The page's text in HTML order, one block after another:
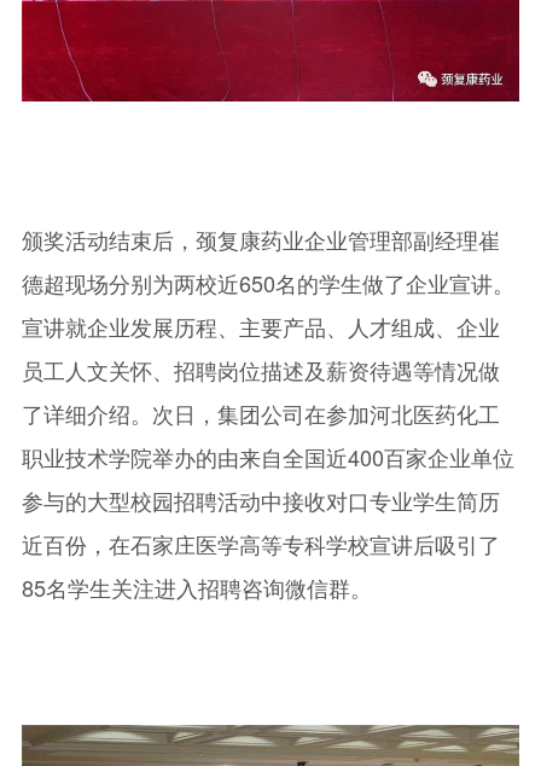
颁奖活动结束后，颈复康药业企业管理部副经理崔
德超现场分别为两校近650名的学生做了企业宣讲。
宣讲就企业发展历程、主要产品、人才组成、企业
员工人文关怀、招聘岗位描述及薪资待遇等情况做
了详细介绍。次日，集团公司在参加河北医药化工
职业技术学院举办的由来自全国近400百家企业单位
参与的大型校园招聘活动中接收对口专业学生简历
近百份，在石家庄医学高等专科学校宣讲后吸引了
85名学生关注进入招聘咨询微信群。